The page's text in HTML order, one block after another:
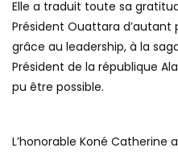
Elle a traduit toute sa
Président Ouattara d’autant
grâce au leadership, à la
Président de la république
pu être possible.
L’honorable Koné Catherine